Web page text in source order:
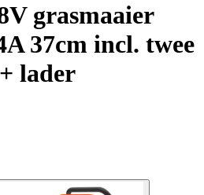
grasmaaier
37cm incl. twee
lader